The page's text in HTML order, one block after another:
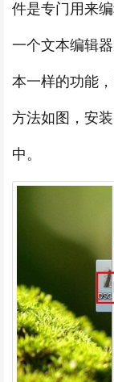
件是专门用来
一个文本编辑
本一样的功能
方法如图，安
中。